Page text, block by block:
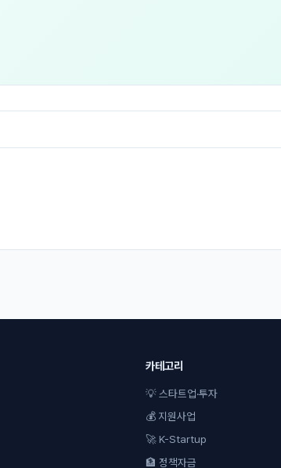
카테고리
💡 스타트업·투자
💰 지원사업
🚀 K-Startup
🏦 정책자금